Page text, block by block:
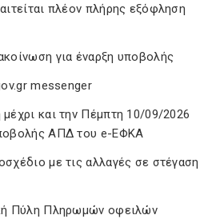
πλέον πλήρης εξόφληση
για έναρξη υποβολής
messenger
και την Πέμπτη 10/09/2026
ΑΠΔ του e-ΕΦΚΑ
με τις αλλαγές σε στέγαση
Πύλη Πληρωμών οφειλών